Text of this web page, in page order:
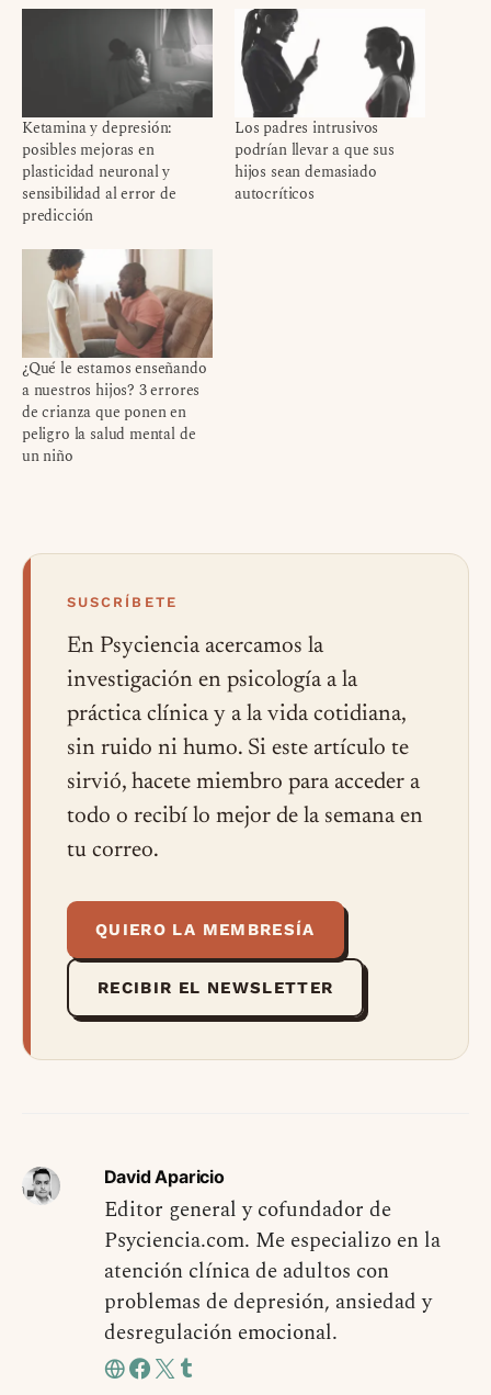
Ketamina y depresión:
posibles mejoras en
plasticidad neuronal y
sensibilidad al error de
predicción
Los padres intrusivos
podrían llevar a que sus
hijos sean demasiado
autocríticos
¿Qué le estamos enseñando
a nuestros hijos? 3 errores
de crianza que ponen en
peligro la salud mental de
un niño
SUSCRÍBETE
En Psyciencia acercamos la
investigación en psicología a la
práctica clínica y a la vida cotidiana,
sin ruido ni humo. Si este artículo te
sirvió, hacete miembro para acceder a
todo o recibí lo mejor de la semana en
tu correo.
QUIERO LA MEMBRESÍA
RECIBIR EL NEWSLETTER
David Aparicio
Editor general y cofundador de
Psyciencia.com. Me especializo en la
atención clínica de adultos con
problemas de depresión, ansiedad y
desregulación emocional.